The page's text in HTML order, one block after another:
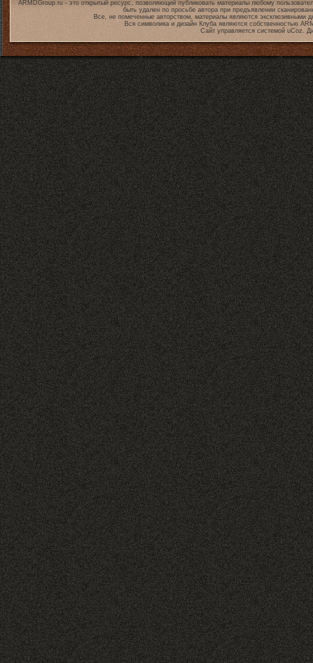
ARMDGroup.ru - это открытый ресурс, позволяющий публиковать материалы любому
быть удален по просьбе автора при предъявлении
Все, не помеченные авторством, материалы являются эксклюзивными
Вся символика и дизайн Клуба являются собственностью
Сайт управляется системой uCoz.